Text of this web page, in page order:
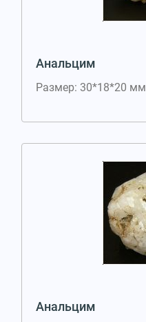
Анальцим
Размер: 30*18*20 мм
Анальцим